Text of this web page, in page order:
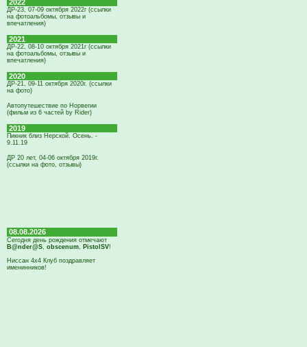
2022
ДР-23, 07-09 октября 2022г (ссылки
на фотоальбомы, отзывы и
впечатления)
2021
ДР-22, 08-10 октября 2021г (ссылки
на фотоальбомы, отзывы и
впечатления)
2020
ДР-21, 09-11 октября 2020г. (ссылки
на фото)
Автопутешествие по Норвегии
(фильм из 6 частей by Rider)
2019
Пикник близ Нерской. Осень. -
9.11.19
ДР 20 лет, 04-06 октября 2019г.
(ссылки на фото, отзывы)
08.08.2026
Сегодня день рождения отмечают
B@nder@S, obscenum, PistolSV!
Ниссан 4х4 Клуб поздравляет
именинников!